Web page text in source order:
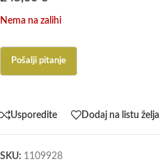
Nema na zalihi
Usporedite Dodaj na listu želja
SKU: 1109928